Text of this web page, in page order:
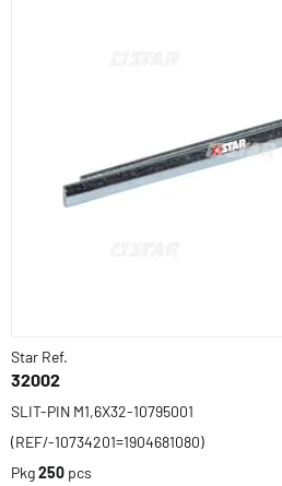
Star Ref.
32002
SLIT-PIN M1,6X32-10795001
(REF/-10734201=1904681080)
Pkg250 pcs